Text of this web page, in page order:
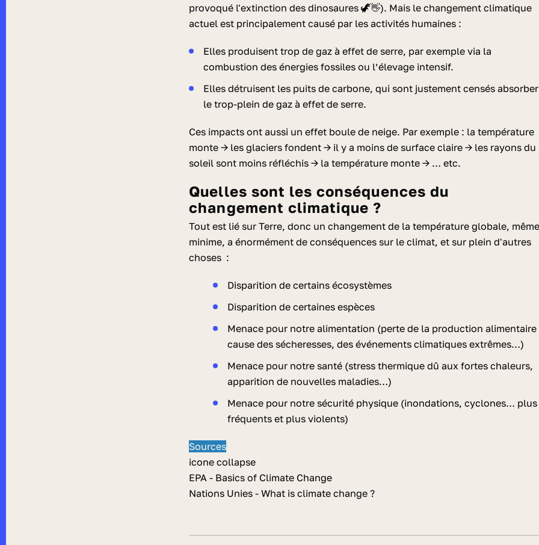
provoqué l'extinction des dinosaures 🦖👋). Mais le changement climatique
actuel est principalement causé par les activités humaines :
Elles produisent trop de gaz à effet de serre, par exemple via la
combustion des énergies fossiles ou l’élevage intensif.
Elles détruisent les puits de carbone, qui sont justement censés absorber
le trop-plein de gaz à effet de serre.
Ces impacts ont aussi un effet boule de neige. Par exemple : la température
monte → les glaciers fondent → il y a moins de surface claire → les rayons du
soleil sont moins réfléchis → la température monte → … etc.
Quelles sont les conséquences du
changement climatique ?
Tout est lié sur Terre, donc un changement de la température globale,
minime, a énormément de conséquences sur le climat, et sur plein d'autres
choses :
Disparition de certains écosystèmes
Disparition de certaines espèces
Menace pour notre alimentation (perte de la production alimentaire
cause des sécheresses, des événements climatiques extrêmes…)
Menace pour notre santé (stress thermique dû aux fortes chaleurs,
apparition de nouvelles maladies…)
Menace pour notre sécurité physique (inondations, cyclones… plus
fréquents et plus violents)
Sources
icone collapse
EPA - Basics of Climate Change
Nations Unies - What is climate change ?